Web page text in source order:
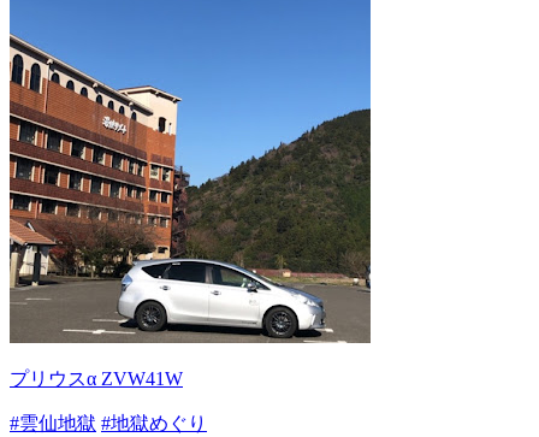
プリウスα ZVW41W
#雲仙地獄 #地獄めぐり